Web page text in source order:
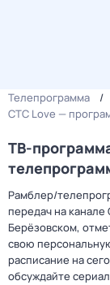
Телепрограмма
СТС Love —
ТВ-
Рамблер/
передач на
Берёзовском,
свою
расписание на
обсуждайте